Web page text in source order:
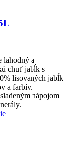
lahodný a
chuť jabĺk s
lisovaných jabĺk
a farbív.
nápojom